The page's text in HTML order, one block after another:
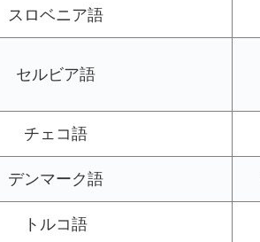
スロベニア語
セルビア語
チェコ語
デンマーク語
トルコ語